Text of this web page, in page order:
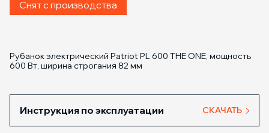
Снят с производства
Рубанок электрический Patriot PL 600 THE ONE, мощность
600 Вт, ширина строгания 82 мм
Инструкция по эксплуатации СКАЧАТЬ